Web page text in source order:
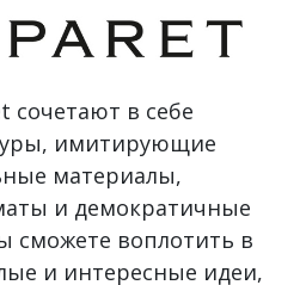
сочетают в себе
имитирующие
материалы,
и демократичные
сможете воплотить в
и интересные идеи,